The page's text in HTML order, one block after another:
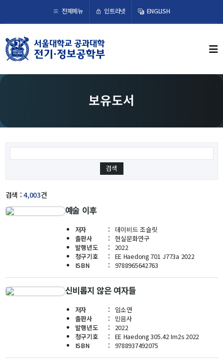
전체메뉴 인트라넷 ENGLISH ×
학부뉴스
뉴스
교수/연구
명예교수 및 전직교수
역대학부장
연구실/연구소
전기정보세미나
보유도서
검색 :4,003건
예술 이후
저자
데이비드 조슬릿
출판사
현실문화연구
발행년도
2022
청구기호
EE Haedong 701 J773a 2022
ISBN
9788965642763
신비롭지 않은 여자들
저자
임소연
출판사
민음사
발행년도
2022
청구기호
EE Haedong 305.42 Im2s 2022
ISBN
9788937492075